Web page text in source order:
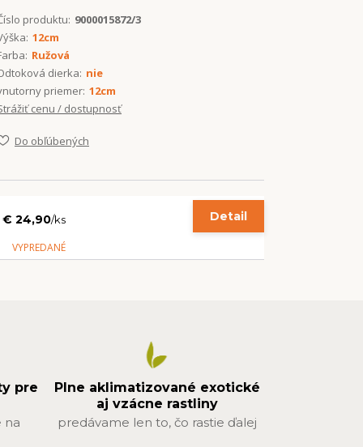
produktu: 9000015872/3
12cm
Ružová
dierka: nie
priemer: 12cm
cenu / dostupnosť
Do obľúbených
€ 24,90/ks
VYPREDANÉ
Detail
pre
na
Plne aklimatizované exotické
aj vzácne rastliny
predávame len to, čo rastie ďalej